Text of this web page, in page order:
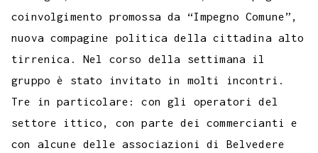
coinvolgimento promossa da “Impegno Comune”,
nuova compagine politica della cittadina alto
tirrenica. Nel corso della settimana il
gruppo è stato invitato in molti incontri.
Tre in particolare: con gli operatori del
settore ittico, con parte dei commercianti e
con alcune delle associazioni di Belvedere